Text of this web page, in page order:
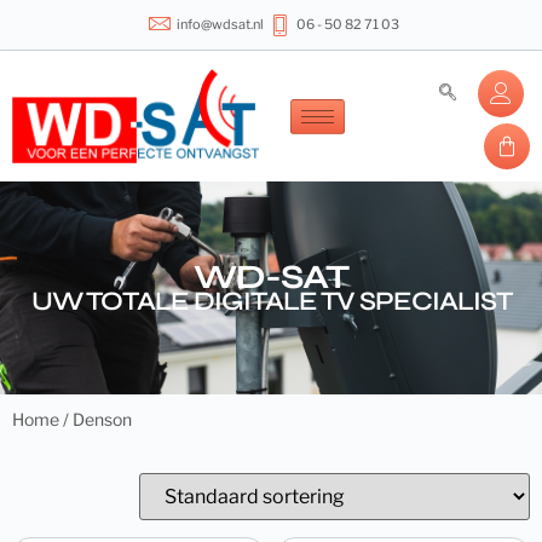
info@wdsat.nl 06 - 50 82 71 03
WD-SAT
UW TOTALE DIGITALE TV SPECIALIST
Home/ Denson